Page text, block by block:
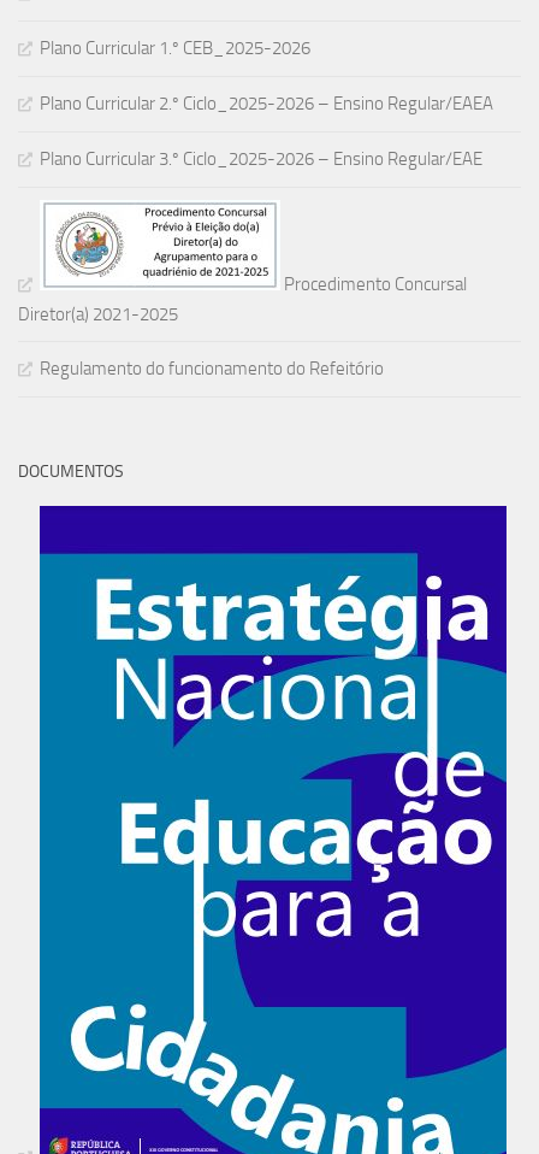
Plano Curricular 1.º CEB_2025-2026
Plano Curricular 2.º Ciclo_2025-2026 – Ensino Regular/EAEA
Plano Curricular 3.º Ciclo_2025-2026 – Ensino Regular/EAE
Procedimento Concursal
Diretor(a) 2021-2025
Regulamento do funcionamento do Refeitório
DOCUMENTOS